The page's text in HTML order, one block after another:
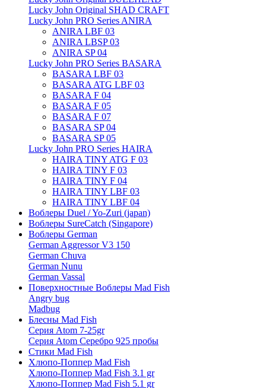
Lucky John Original SHAD CRAFT
Lucky John PRO Series ANIRA
ANIRA LBF 03
ANIRA LBSP 03
ANIRA SP 04
Lucky John PRO Series BASARA
BASARA LBF 03
BASARA ATG LBF 03
BASARA F 04
BASARA F 05
BASARA F 07
BASARA SP 04
BASARA SP 05
Lucky John PRO Series HAIRA
HAIRA TINY ATG F 03
HAIRA TINY F 03
HAIRA TINY F 04
HAIRA TINY LBF 03
HAIRA TINY LBF 04
Воблеры Duel / Yo-Zuri (japan)
Воблеры SureCatch (Singapore)
Воблеры German
German Aggressor V3 150
German Chuva
German Nunu
German Vassal
Поверхностные Воблеры Mad Fish
Angry bug
Madbug
Блесны Mad Fish
Серия Atom 7-25gr
Серия Atom Серебро 925 пробы
Стики Mad Fish
Хлюпо-Поппер Mad Fish
Хлюпо-Поппер Mad Fish 3.1 gr
Хлюпо-Поппер Mad Fish 5.1 gr